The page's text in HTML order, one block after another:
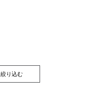
絞り込む